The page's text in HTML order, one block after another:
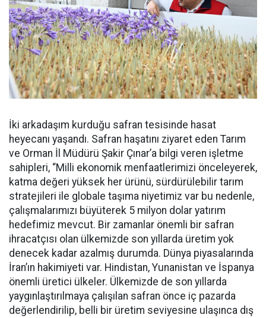
İki arkadaşım kurduğu safran tesisinde hasat
heyecanı yaşandı. Safran haşatını ziyaret eden Tarım
ve Orman İl Müdürü Şakir Çınar’a bilgi veren işletme
sahipleri, “Milli ekonomik menfaatlerimizi önceleyerek,
katma değeri yüksek her ürünü, sürdürülebilir tarım
stratejileri ile globale taşıma niyetimiz var bu nedenle,
çalışmalarımızı büyüterek 5 milyon dolar yatırım
hedefimiz mevcut. Bir zamanlar önemli bir safran
ihracatçısı olan ülkemizde son yıllarda üretim yok
denecek kadar azalmış durumda. Dünya piyasalarında
İran’ın hakimiyeti var. Hindistan, Yunanistan ve İspanya
önemli üretici ülkeler. Ülkemizde de son yıllarda
yaygınlaştırılmaya çalışılan safran önce iç pazarda
değerlendirilip, belli bir üretim seviyesine ulaşınca dış